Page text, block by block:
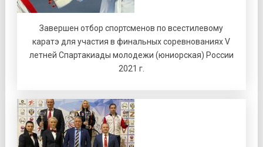
Завершен отбор спортсменов по всестилевому
каратэ для участия в финальных соревнованиях V
летней Спартакиады молодежи (юниорская) России
2021 г.